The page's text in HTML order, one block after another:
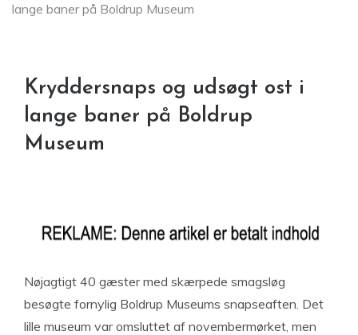
lange baner på Boldrup Museum
Kryddersnaps og udsøgt ost i
lange baner på Boldrup
Museum
Nøjagtigt 40 gæster med skærpede smagsløg
besøgte fornylig Boldrup Museums snapseaften. Det
lille museum var omsluttet af novembermørket, men